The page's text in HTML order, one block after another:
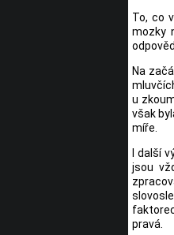
To, co
mozky
Na
u
však
míře.
I další
jsou
pravá.